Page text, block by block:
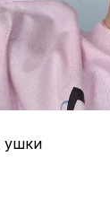
ушки